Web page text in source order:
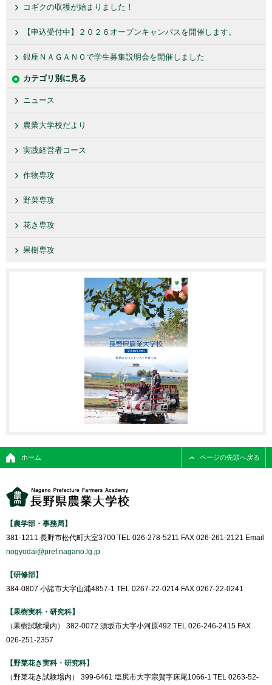
コギクの収穫が始まりました！
【申込受付中】２０２６オープンキャンパスを開催します。
銀座ＮＡＧＡＮＯで学生募集説明会を開催しました
カテゴリ別に見る
ニュース
農業大学校だより
実践経営者コース
作物専攻
野菜専攻
花き専攻
果樹専攻
ホーム ページの先頭へ戻る
【農学部・事務局】
381-1211 長野市松代町大室3700 TEL 026-278-5211 FAX 026-261-2121 Email
nogyodai@pref.nagano.lg.jp
【研修部】
384-0807 小諸市大字山浦4857-1 TEL 0267-22-0214 FAX 0267-22-0241
【果樹実科・研究科】
（果樹試験場内） 382-0072 須坂市大字小河原492 TEL 026-246-2415 FAX
026-251-2357
【野菜花き実科・研究科】
（野菜花き試験場内） 399-6461 塩尻市大字宗賀字床尾1066-1 TEL 0263-52-